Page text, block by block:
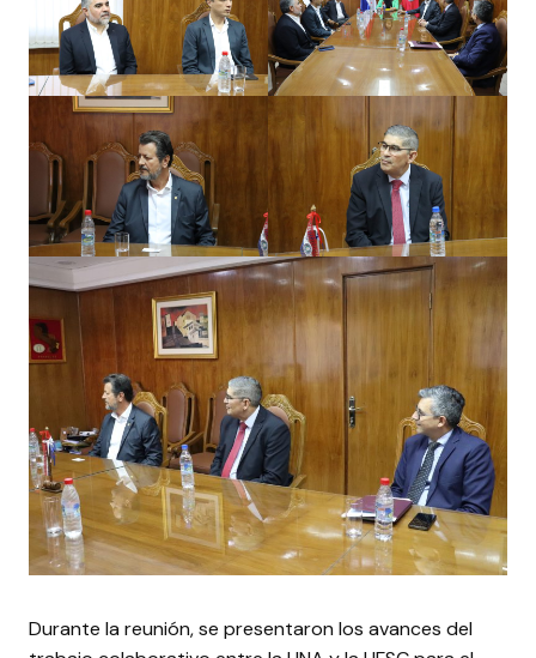
Durante la reunión, se presentaron los avances del